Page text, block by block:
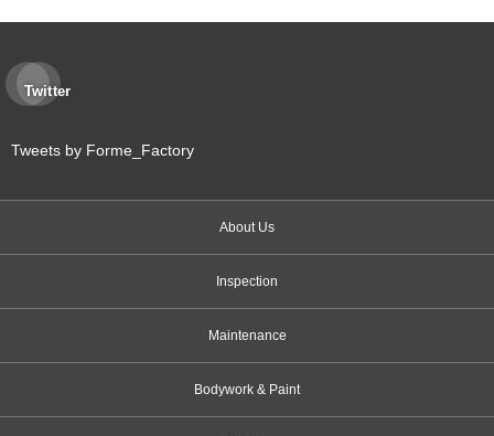
Twitter
Tweets by Forme_Factory
About Us
Inspection
Maintenance
Bodywork & Paint